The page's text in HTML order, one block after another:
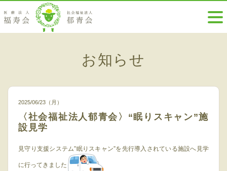
お知らせ
2025/06/23（月）
〈社会福祉法人郁青会〉“眠りスキャン”施
設見学
見守り支援システム”眠りスキャン”を先行導入されている施設へ見学
に行ってきました